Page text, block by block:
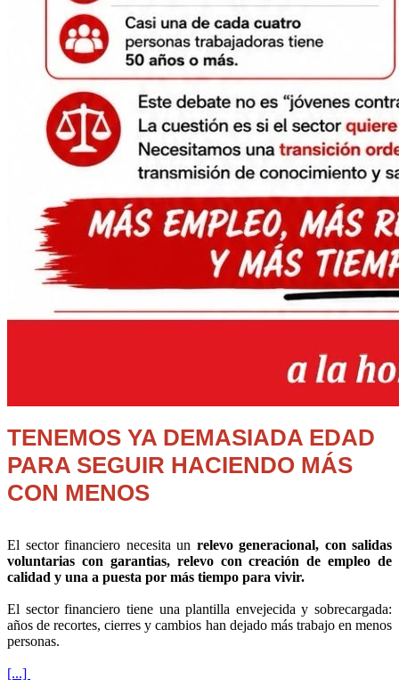
TENEMOS YA DEMASIADA EDAD
PARA SEGUIR HACIENDO MÁS
CON MENOS
El sector financiero necesita un relevo generacional, con salidas
voluntarias con garantias, relevo con creación de empleo de
calidad y una a puesta por más tiempo para vivir.
El sector financiero tiene una plantilla envejecida y sobrecargada:
años de recortes, cierres y cambios han dejado más trabajo en menos
personas.
[...]